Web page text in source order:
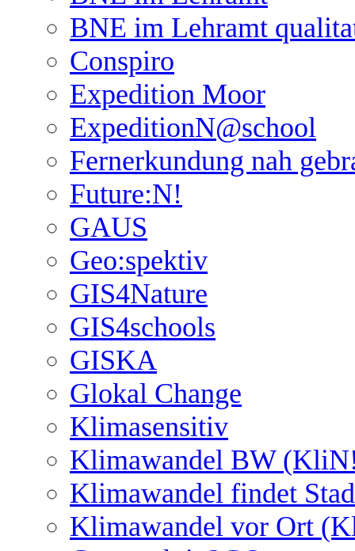
BNE im Lehramt
Conspiro
Expedition Moor
ExpeditionN@school
Fernerkundung nah
Future:N!
GAUS
Geo:spektiv
GIS4Nature
GIS4schools
GISKA
Glokal Change
Klimasensitiv
Klimawandel BW
Klimawandel findet
Klimawandel vor Ort